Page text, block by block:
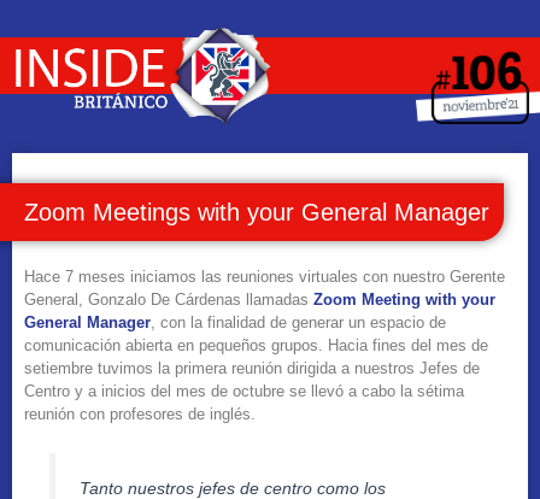
Zoom Meetings with your General Manager
Hace 7 meses iniciamos las reuniones virtuales con nuestro Gerente
General, Gonzalo De Cárdenas llamadas Zoom Meeting with your
General Manager, con la finalidad de generar un espacio de
comunicación abierta en pequeños grupos. Hacia fines del mes de
setiembre tuvimos la primera reunión dirigida a nuestros Jefes de
Centro y a inicios del mes de octubre se llevó a cabo la sétima
reunión con profesores de inglés.
Tanto nuestros jefes de centro como los